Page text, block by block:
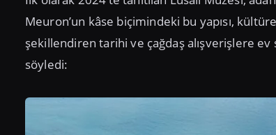
Meuron’un kâse biçimindeki bu yapısı,
şekillendiren tarihi ve çağdaş alışverişlere ev
söyledi: